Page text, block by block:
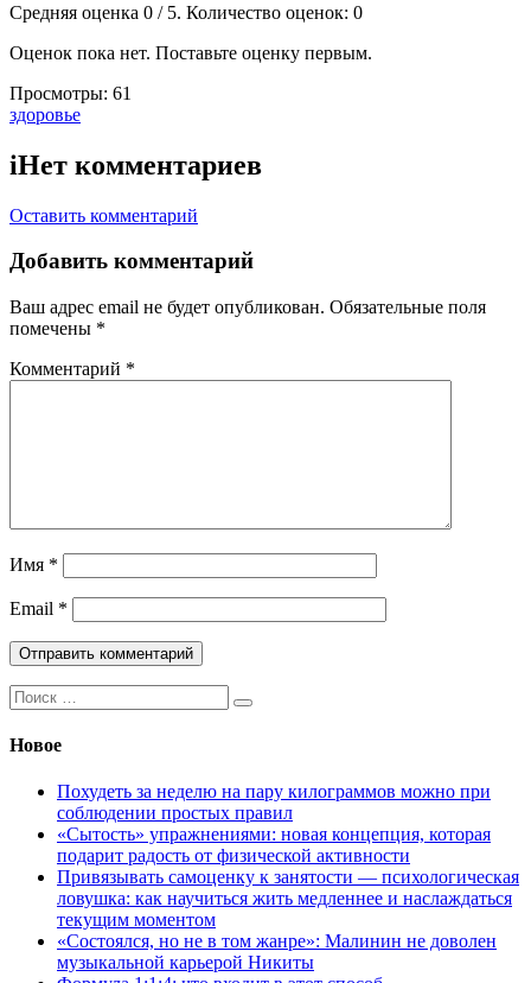
Средняя оценка 0 / 5. Количество оценок: 0
Оценок пока нет. Поставьте оценку первым.
Просмотры: 61
Тэги:
здоровье
iНет комментариев
Оставить комментарий
Добавить комментарий
Ваш адрес email не будет опубликован. Обязательные поля
помечены *
Комментарий *
Имя *
Email *
Поиск:
Новое
Похудеть за неделю на пару килограммов можно при
соблюдении простых правил
«Сытость» упражнениями: новая концепция, которая
подарит радость от физической активности
Привязывать самоценку к занятости — психологическая
ловушка: как научиться жить медленнее и наслаждаться
текущим моментом
«Состоялся, но не в том жанре»: Малинин не доволен
музыкальной карьерой Никиты